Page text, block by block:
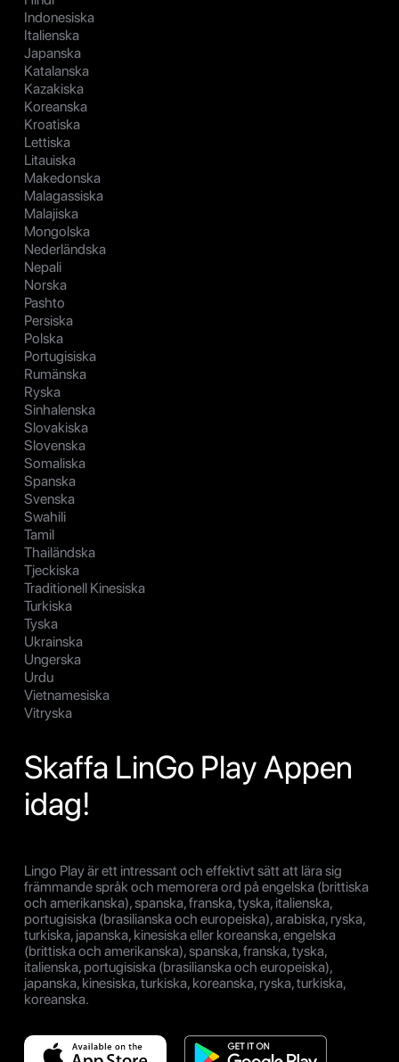
Indonesiska
Italienska
Japanska
Katalanska
Kazakiska
Koreanska
Kroatiska
Lettiska
Litauiska
Makedonska
Malagassiska
Malajiska
Mongolska
Nederländska
Nepali
Norska
Pashto
Persiska
Polska
Portugisiska
Rumänska
Ryska
Sinhalenska
Slovakiska
Slovenska
Somaliska
Spanska
Svenska
Swahili
Tamil
Thailändska
Tjeckiska
Traditionell Kinesiska
Turkiska
Tyska
Ukrainska
Ungerska
Urdu
Vietnamesiska
Vitryska
Skaffa LinGo Play Appen
idag!
Lingo Play är ett intressant och effektivt sätt att lära sig
främmande språk och memorera ord på engelska (brittiska
och amerikanska), spanska, franska, tyska, italienska,
portugisiska (brasilianska och europeiska), arabiska, ryska,
turkiska, japanska, kinesiska eller koreanska, engelska
(brittiska och amerikanska), spanska, franska, tyska,
italienska, portugisiska (brasilianska och europeiska),
japanska, kinesiska, turkiska, koreanska, ryska, turkiska,
koreanska.